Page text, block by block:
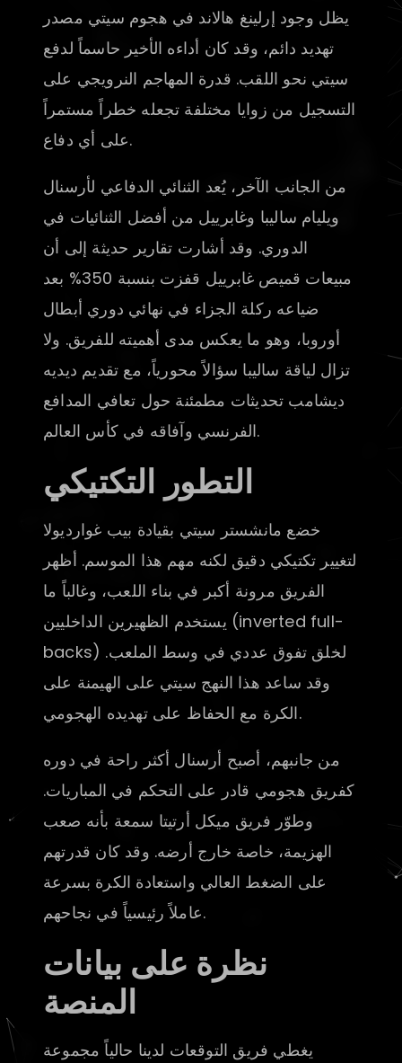
يظل وجود إرلينغ هالاند في هجوم سيتي مصدر
تهديد دائم، وقد كان أداءه الأخير حاسماً لدفع
سيتي نحو اللقب. قدرة المهاجم النرويجي على
التسجيل من زوايا مختلفة تجعله خطراً مستمراً
على أي دفاع.
من الجانب الآخر، يُعد الثنائي الدفاعي لأرسنال
ويليام ساليبا وغابرييل من أفضل الثنائيات في
الدوري. وقد أشارت تقارير حديثة إلى أن
مبيعات قميص غابرييل قفزت بنسبة 350% بعد
ضياعه ركلة الجزاء في نهائي دوري أبطال
أوروبا، وهو ما يعكس مدى أهميته للفريق. ولا
تزال لياقة ساليبا سؤالاً محورياً، مع تقديم ديديه
ديشامب تحديثات مطمئنة حول تعافي المدافع
الفرنسي وآفاقه في كأس العالم.
التطور التكتيكي
خضع مانشستر سيتي بقيادة بيب غوارديولا
لتغيير تكتيكي دقيق لكنه مهم هذا الموسم. أظهر
الفريق مرونة أكبر في بناء اللعب، وغالباً ما
يستخدم الظهيرين الداخليين (inverted full-
backs) لخلق تفوق عددي في وسط الملعب.
وقد ساعد هذا النهج سيتي على الهيمنة على
الكرة مع الحفاظ على تهديده الهجومي.
من جانبهم، أصبح أرسنال أكثر راحة في دوره
كفريق هجومي قادر على التحكم في المباريات.
وطوّر فريق ميكل أرتيتا سمعة بأنه صعب
الهزيمة، خاصة خارج أرضه. وقد كان قدرتهم
على الضغط العالي واستعادة الكرة بسرعة
عاملاً رئيسياً في نجاحهم.
نظرة على بيانات
المنصة
يغطي فريق التوقعات لدينا حالياً مجموعة